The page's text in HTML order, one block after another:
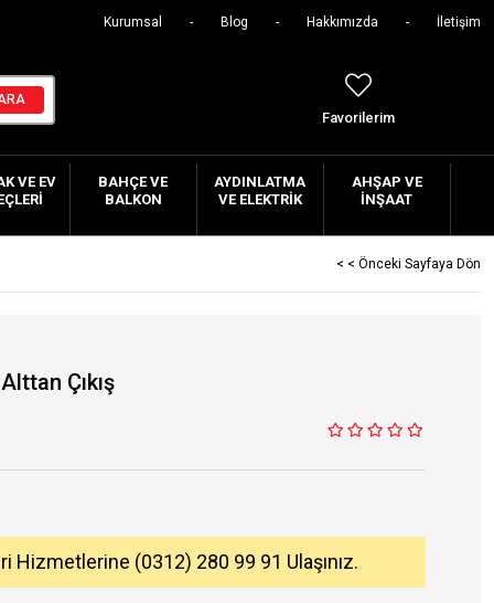
Kurumsal Blog Hakkımızda İletişim
Favorilerim
VE EV
BAHÇE VE
BALKON
AYDINLATMA
VE ELEKTRIK
AHŞAP VE
İNŞAAT
< < Önceki Sayfaya Dön
Çıkış
Hizmetlerine (0312) 280 99 91 Ulaşınız.